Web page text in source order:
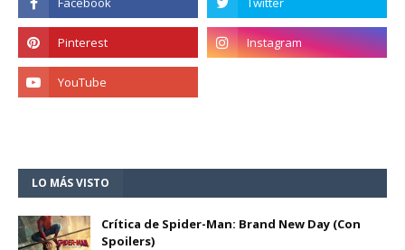
LO MÁS VISTO
Crítica de Spider-Man: Brand New Day (Con
Spoilers)